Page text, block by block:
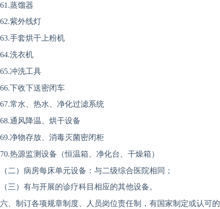
61.蒸馏器
62.紫外线灯
63.手套烘干上粉机
64.洗衣机
65.冲洗工具
66.下收下送密闭车
67.常水、热水、净化过滤系统
68.通风降温、烘干设备
69.净物存放、消毒灭菌密闭柜
70.热源监测设备（恒温箱、净化台、干燥箱）
（二）病房每床单元设备：与二级综合医院相同；
（三）有与开展的诊疗科目相应的其他设备。
六、制订各项规章制度、人员岗位责任制，有国家制定或认可的